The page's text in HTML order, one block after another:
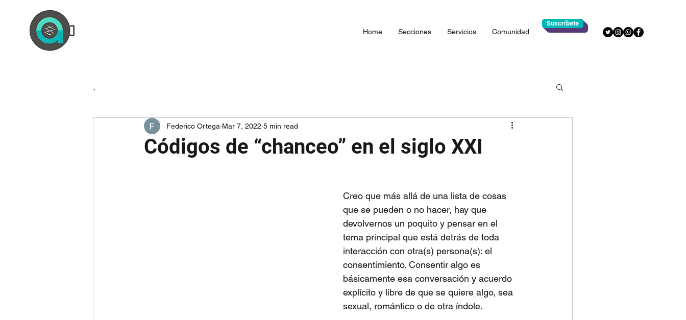
Home Secciones Servicios Comunidad
Suscríbete
.
Códigos de “chanceo” en el siglo XXI
Federico Ortega Mar 7, 2022 5 min read
Creo que más allá de una lista de cosas
que se pueden o no hacer, hay que
devolvernos un poquito y pensar en el
tema principal que está detrás de toda
interacción con otra(s) persona(s): el
consentimiento. Consentir algo es
básicamente esa conversación y acuerdo
explícito y libre de que se quiere algo, sea
sexual, romántico o de otra índole.